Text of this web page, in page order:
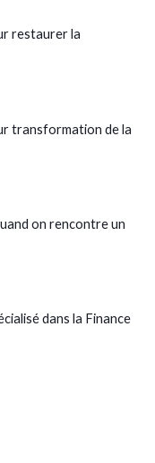
restaurer la
transformation de la
on rencontre un
dans la Finance